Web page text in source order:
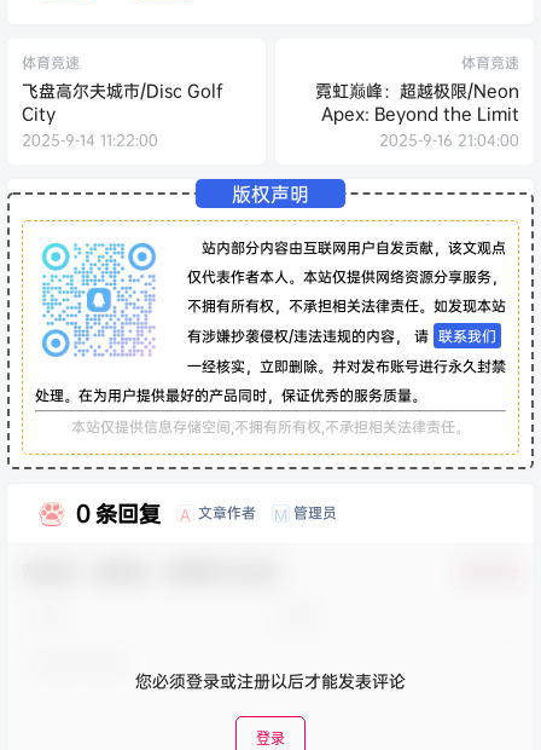
体育竞速
飞盘高尔夫城市/Disc Golf
City
2025-9-14 11:22:00
体育竞速
霓虹巅峰：超越极限/Neon
Apex: Beyond the Limit
2025-9-16 21:04:00
版权声明
站内部分内容由互联网用户自发贡献，该文观点
仅代表作者本人。本站仅提供网络资源分享服务，
不拥有所有权，不承担相关法律责任。如发现本站
有涉嫌抄袭侵权/违法违规的内容， 请 联系我们
一经核实，立即删除。并对发布账号进行永久封禁
处理。在为用户提供最好的产品同时，保证优秀的服务质量。
本站仅提供信息存储空间,不拥有所有权,不承担相关法律责任。
0 条回复 A 文章作者 M 管理员
您必须登录或注册以后才能发表评论
登录